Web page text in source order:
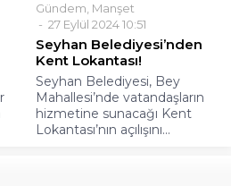
Gündem Manşet
27 Eylül 2024 10:51
Seyhan Belediyesi’nden
Kent Lokantası!
Seyhan Belediyesi, Bey
Mahallesi’nde vatandaşların
hizmetine sunacağı Kent
Lokantası’nın açılışını...